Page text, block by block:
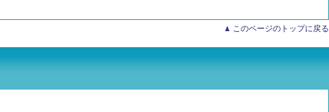
このページのトップに戻る